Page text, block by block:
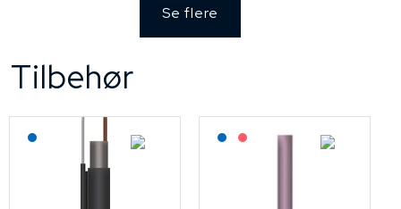
Se flere
Tilbehør
Lagerført: NEK Kabel Lagerført: NEK Kabel
På forespørsel